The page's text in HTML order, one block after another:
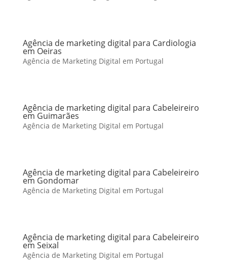
Agência de marketing digital para Cardiologia
em Oeiras
Agência de Marketing Digital em Portugal
Agência de marketing digital para Cabeleireiro
em Guimarães
Agência de Marketing Digital em Portugal
Agência de marketing digital para Cabeleireiro
em Gondomar
Agência de Marketing Digital em Portugal
Agência de marketing digital para Cabeleireiro
em Seixal
Agência de Marketing Digital em Portugal